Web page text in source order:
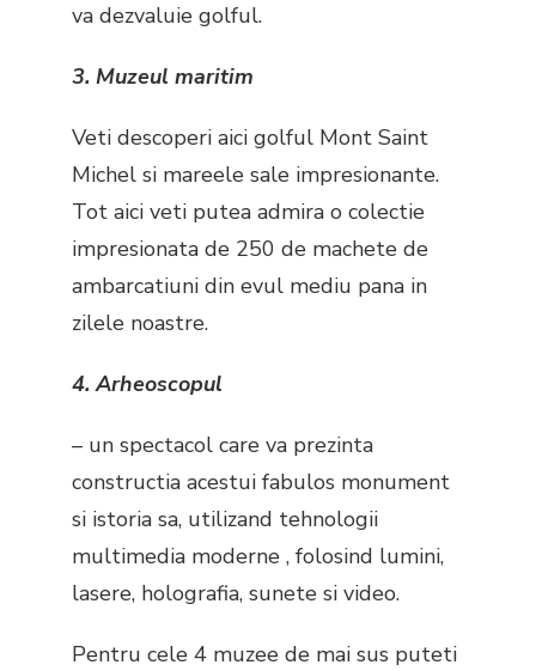
va dezvaluie golful.
3. Muzeul maritim
Veti descoperi aici golful Mont Saint
Michel si mareele sale impresionante.
Tot aici veti putea admira o colectie
impresionata de 250 de machete de
ambarcatiuni din evul mediu pana in
zilele noastre.
4. Arheoscopul
– un spectacol care va prezinta
constructia acestui fabulos monument
si istoria sa, utilizand tehnologii
multimedia moderne , folosind lumini,
lasere, holografia, sunete si video.
Pentru cele 4 muzee de mai sus puteti